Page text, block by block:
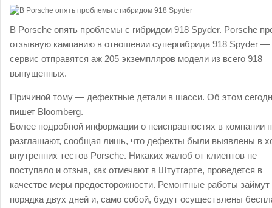
В Porsche опять проблемы с гибридом 918 Spyder. Porsche
отзывную кампанию в отношении супергибрида 918 Spyder —
сервис отправятся аж 205 экземпляров модели из всего 918
выпущенных.
Причиной тому — дефектные детали в шасси. Об этом
пишет Bloomberg.
Более подробной информации о неисправностях в компании
разглашают, сообщая лишь, что дефекты были выявлены в
внутренних тестов Porsche. Никаких жалоб от клиентов не
поступало и отзыв, как отмечают в Штутгарте, проведется в
качестве меры предосторожности. Ремонтные работы займут
порядка двух дней и, само собой, будут осуществлены